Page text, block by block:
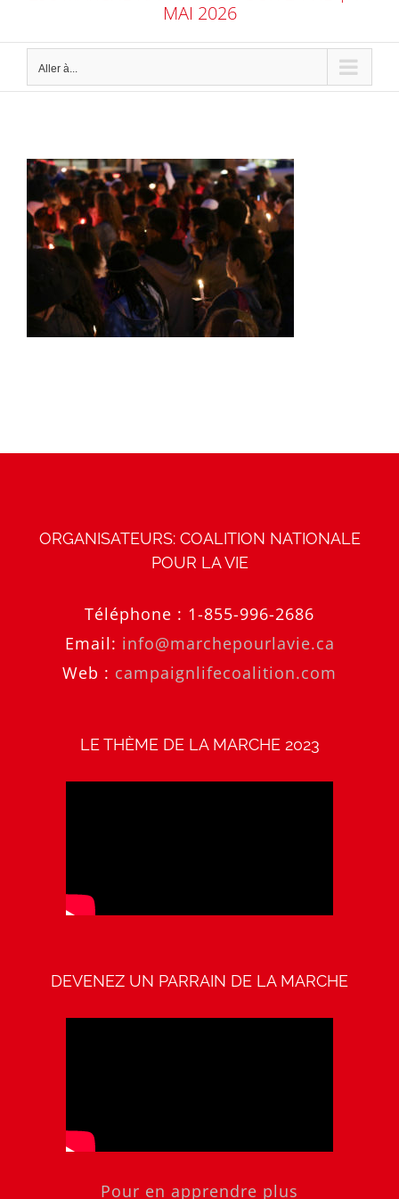
MAI 2026
Aller à...
ORGANISATEURS: COALITION NATIONALE
POUR LA VIE
Téléphone : 1-855-996-2686
Email: info@marchepourlavie.ca
Web : campaignlifecoalition.com
LE THÈME DE LA MARCHE 2023
DEVENEZ UN PARRAIN DE LA MARCHE
Pour en apprendre plus